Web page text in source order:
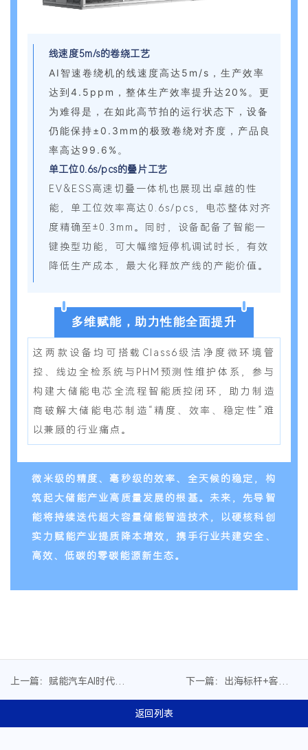
线速度5m/s的卷绕工艺
AI智速卷绕机的线速度高达5m/s，生产效率
达到4.5ppm，整体生产效率提升达20%。更
为难得是，在如此高节拍的运行状态下，设备
仍能保持±0.3mm的极致卷绕对齐度，产品良
率高达99.6%。
单工位0.6s/pcs的叠片工艺
EV&ESS高速切叠一体机也展现出卓越的性
能，单工位效率高达0.6s/pcs，电芯整体对齐
度精确至±0.3mm。同时，设备配备了智能一
键换型功能，可大幅缩短停机调试时长，有效
降低生产成本，最大化释放产线的产能价值。
多维赋能，助力性能全面提升
这两款设备均可搭载Class6级洁净度微环境管
控、线边全检系统与PHM预测性维护体系，参与
构建大储能电芯全流程智能质控闭环，助力制造
商破解大储能电芯制造“精度、效率、稳定性”难
以兼顾的行业痛点。
微米级的精度、毫秒级的效率、全天候的稳定，构
筑起大储能产业高质量发展的根基。未来，先导智
能将持续迭代超大容量储能智造技术，以硬核科创
实力赋能产业提质降本增效，携手行业共建安全、
高效、低碳的零碳能源新生态。
上一篇：赋能汽车AI时代丨
下一篇：出海标杆+客户复
返回列表